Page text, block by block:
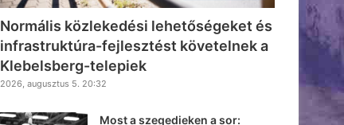
Normális közlekedési lehetőségeket és
infrastruktúra-fejlesztést követelnek a
Klebelsberg-telepiek
2026, augusztus 5. 20:32
Most a szegedieken a sor: